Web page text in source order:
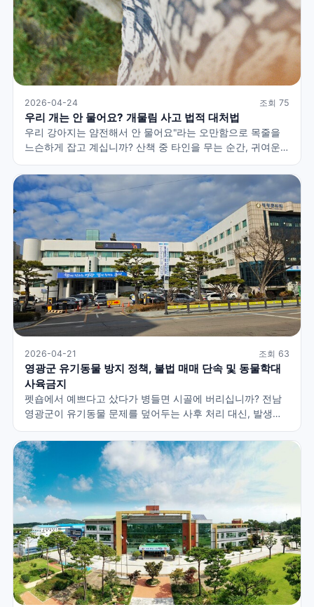
2026-04-24 조회 75
우리 개는 안 물어요? 개물림 사고 법적 대처법
우리 강아지는 얌전해서 안 물어요"라는 오만함으로 목줄을
느슨하게 잡고 계십니까? 산책 중 타인을 무는 순간, 귀여운
반려견은 법적으로 '흉기'가 되며 보호자는 형사상 과실치상
전과자가 될 수 있습니다. 동물보호법과 형법·민법을
바탕으로, 수천만 원의 배상금이 청구되는 현실과 현장에서
당장 해야 할 3단계 법적 골든타임 대처법을 팩트체크합니다.
2026-04-21 조회 63
영광군 유기동물 방지 정책, 불법 매매 단속 및 동물학대
사육금지
펫숍에서 예쁘다고 샀다가 병들면 시골에 버리십니까? 전남
영광군이 유기동물 문제를 덮어두는 사후 처리 대신, 발생
자체를 뿌리 뽑는 전면전에 돌입합니다. 무허가 불법 번식장
단속부터, 동물 학대범이 다시 동물을 키우지 못하게 막는
'사육금지제도'의 필요성까지 팩트체크합니다.